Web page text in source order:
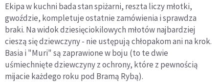
Ekipa w kuchni bada stan spiżarni, reszta liczy młotki,
gwoździe, kompletuje ostatnie zamówienia i sprawdza
braki. Na widok dziesięciokilowych młotów najbardziej
cieszą się dziewczyny - nie ustępują chłopakom ani na krok.
Basia i "Muri" są zaprawione w boju (to te dwie
uśmiechnięte dziewczyny z ochrony, które z pewnością
mijacie każdego roku pod Bramą Rybą).